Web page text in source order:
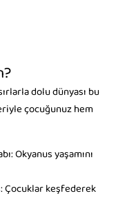
dolu dünyası bu
çocuğunuz hem
Okyanus yaşamını
Çocuklar keşfederek